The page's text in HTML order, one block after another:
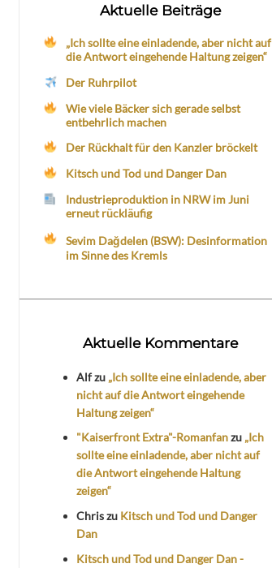
Aktuelle Beiträge
„Ich sollte eine einladende, aber nicht auf
die Antwort eingehende Haltung zeigen“
Der Ruhrpilot
Wie viele Bäcker sich gerade selbst
entbehrlich machen
Der Rückhalt für den Kanzler bröckelt
Kitsch und Tod und Danger Dan
Industrieproduktion in NRW im Juni
erneut rückläufig
Sevim Dağdelen (BSW): Desinformation
im Sinne des Kremls
Aktuelle Kommentare
Alfzu „Ich sollte eine einladende, aber
nicht auf die Antwort eingehende
Haltung zeigen“
"Kaiserfront Extra"-Romanfanzu „Ich
sollte eine einladende, aber nicht auf
die Antwort eingehende Haltung
zeigen“
Chriszu Kitsch und Tod und Danger
Dan
Kitsch und Tod und Danger Dan -